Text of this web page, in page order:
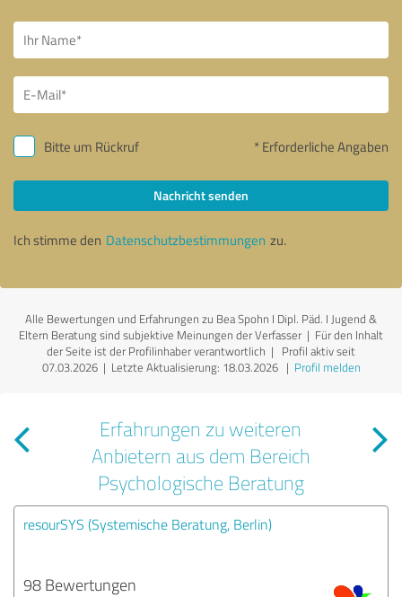
Bitte um Rückruf * Erforderliche Angaben
Nachricht senden
Ich stimme den Datenschutzbestimmungen zu.
Alle Bewertungen und Erfahrungen zu Bea Spohn I Dipl. Päd. I Jugend &
Eltern Beratung sind subjektive Meinungen der Verfasser | Für den Inhalt
der Seite ist der Profilinhaber verantwortlich | Profil aktiv seit
07.03.2026 | Letzte Aktualisierung: 18.03.2026| Profil melden
Erfahrungen zu weiteren
Anbietern aus dem Bereich
Psychologische Beratung
resourSYS (Systemische Beratung, Berlin)
98 Bewertungen